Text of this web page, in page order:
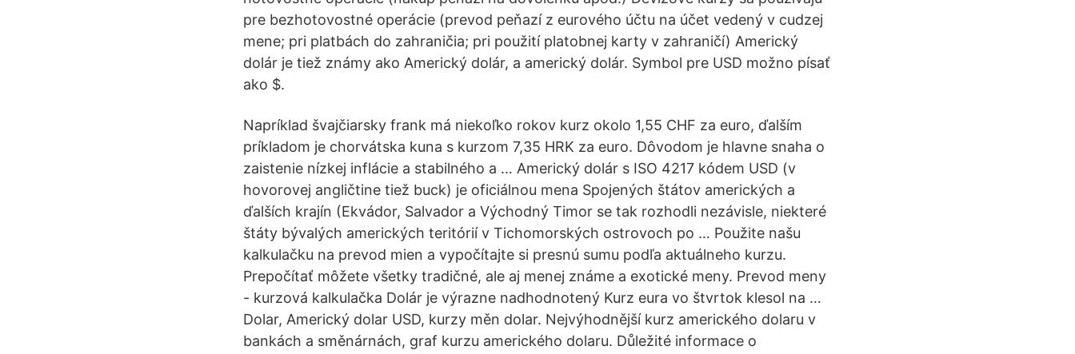
pre bezhotovostné operácie (prevod peňazí z eurového účtu na účet vedený v cudzej
mene; pri platbách do zahraničia; pri použití platobnej karty v zahraničí) Americký
dolár je tiež známy ako Americký dolár, a americký dolár. Symbol pre USD možno písať
ako $.
Napríklad švajčiarsky frank má niekoľko rokov kurz okolo 1,55 CHF za euro, ďalším
príkladom je chorvátska kuna s kurzom 7,35 HRK za euro. Dôvodom je hlavne snaha o
zaistenie nízkej inflácie a stabilného a … Americký dolár s ISO 4217 kódem USD (v
hovorovej angličtine tiež buck) je oficiálnou mena Spojených štátov amerických a
ďalších krajín (Ekvádor, Salvador a Východný Timor se tak rozhodli nezávisle, niekteré
štáty bývalých amerických teritórií v Tichomorských ostrovoch po … Použite našu
kalkulačku na prevod mien a vypočítajte si presnú sumu podľa aktuálneho kurzu.
Prepočítať môžete všetky tradičné, ale aj menej známe a exotické meny. Prevod meny
- kurzová kalkulačka Dolár je výrazne nadhodnotený Kurz eura vo štvrtok klesol na …
Dolar, Americký dolar USD, kurzy měn dolar. Nejvýhodnější kurz amerického dolaru v
bankách a směnárnách, graf kurzu amerického dolaru. Důležité informace o